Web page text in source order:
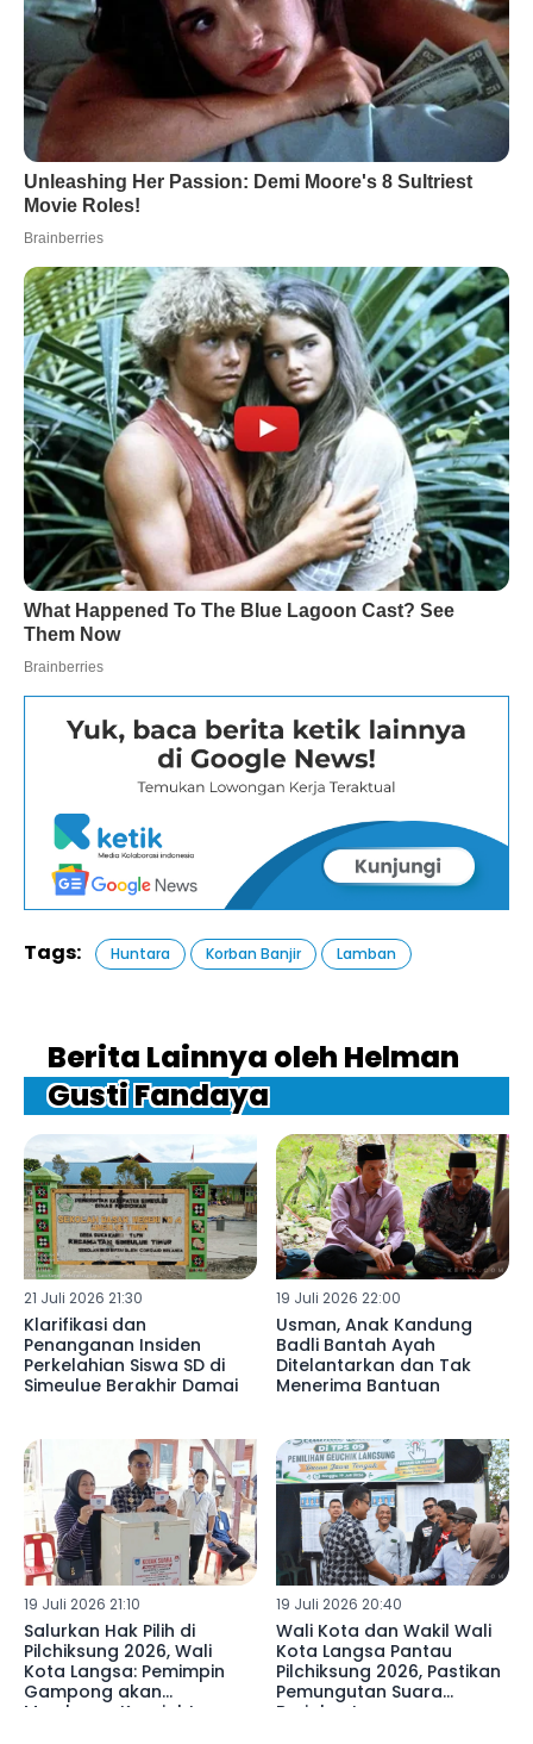
Tags: Huntara Korban Banjir Lamban
Berita Lainnya oleh Helman
Gusti Fandaya
21 Juli 2026 21:30
Klarifikasi dan
Penanganan Insiden
Perkelahian Siswa SD di
Simeulue Berakhir Damai
19 Juli 2026 22:00
Usman, Anak Kandung
Badli Bantah Ayah
Ditelantarkan dan Tak
Menerima Bantuan
19 Juli 2026 21:10
Salurkan Hak Pilih di
Pilchiksung 2026, Wali
Kota Langsa: Pemimpin
Gampong akan
Membawa Kesejahteraan
19 Juli 2026 20:40
Wali Kota dan Wakil Wali
Kota Langsa Pantau
Pilchiksung 2026, Pastikan
Pemungutan Suara
Berjalan Lancar